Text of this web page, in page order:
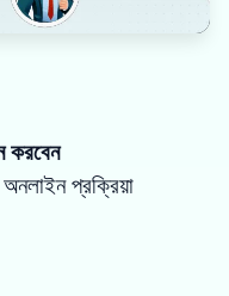
করবেন
প্রক্রিয়া